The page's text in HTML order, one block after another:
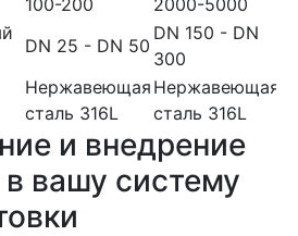
100-200
2000-5000
DN 25 - DN 50
DN 150 - DN
300
Нержавеющая
сталь 316L
Нержавеющая
сталь 316L
и внедрение
вашу систему